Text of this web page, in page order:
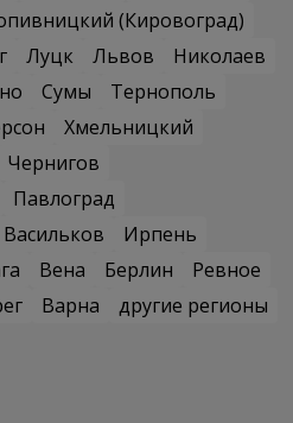
(Кировоград)
Луцк Львов
Николаев
Сумы
Тернополь
Хмельницкий
Чернигов
Павлоград
Васильков
Ирпень
Вена Берлин
Ревное
Варна
другие регионы